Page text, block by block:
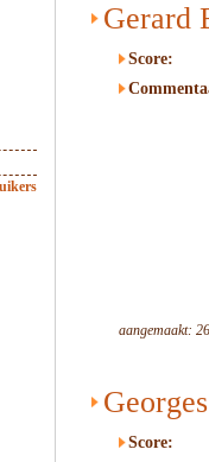
Gerard
Score:
aangemaakt:
Score: